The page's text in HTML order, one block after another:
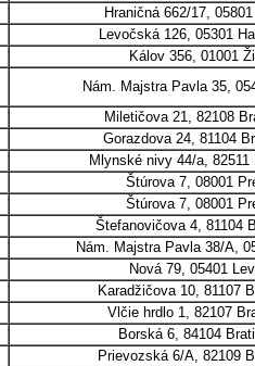
Hraničná 662/17,
Levočská 126, 05301
Kálov 356, 01001
Nám. Majstra Pavla 35,
Miletičova 21, 82108
Gorazdova 24, 81104
Mlynské nivy 44/a,
Štúrova 7, 08001
Štúrova 7, 08001
Štefanovičova 4, 81104
Nám. Majstra Pavla 38/A,
Nová 79, 05401
Karadžičova 10, 81107
Vlčie hrdlo 1, 82107
Borská 6, 84104
Prievozská 6/A, 82109